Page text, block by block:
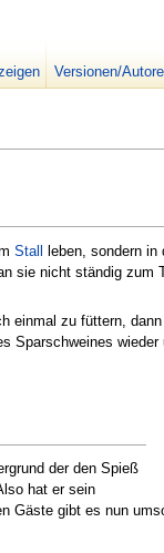
Stall leben, sondern in
sie nicht ständig zum
einmal zu füttern,
der den Spieß
hat er sein
Gäste gibt es nun
Versionen/